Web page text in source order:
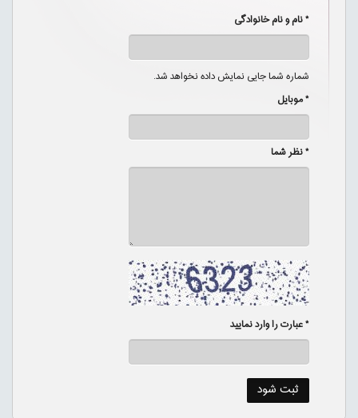
* نام و نام خانوادگی
شماره شما جایی نمایش داده نخواهد شد.
* موبایل
* نظر شما
* عبارت را وارد نمایید